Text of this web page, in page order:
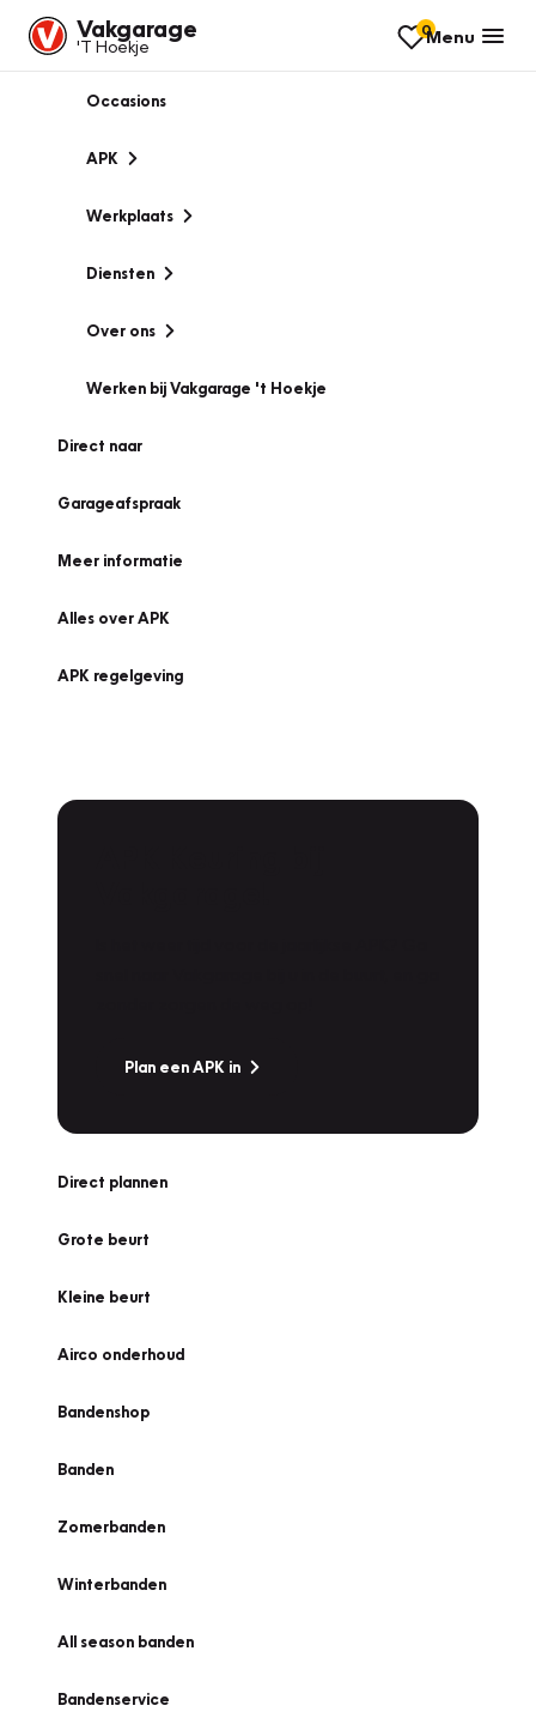
Vakgarage
'T Hoekje
0Menu
Occasions
APK
Werkplaats
Diensten
Over ons
Werken bij Vakgarage 't Hoekje
Direct naar
Garageafspraak
Meer informatie
Alles over APK
APK regelgeving
Plan een APK in
Direct plannen
Grote beurt
Kleine beurt
Airco onderhoud
Bandenshop
Banden
Zomerbanden
Winterbanden
All season banden
Bandenservice